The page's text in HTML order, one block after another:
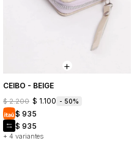
CEIBO - BEIGE
+ 4 variantes
$ 2.200 $ 1.100 50
$ 935
$ 935